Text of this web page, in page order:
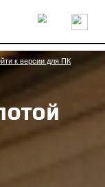
Архитекторы
Блог
Мнение
к версии для ПК